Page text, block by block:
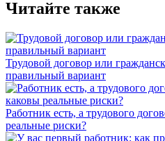
Читайте также
Трудовой договор или
правильный вариант
Работник есть, а трудового
реальные риски?